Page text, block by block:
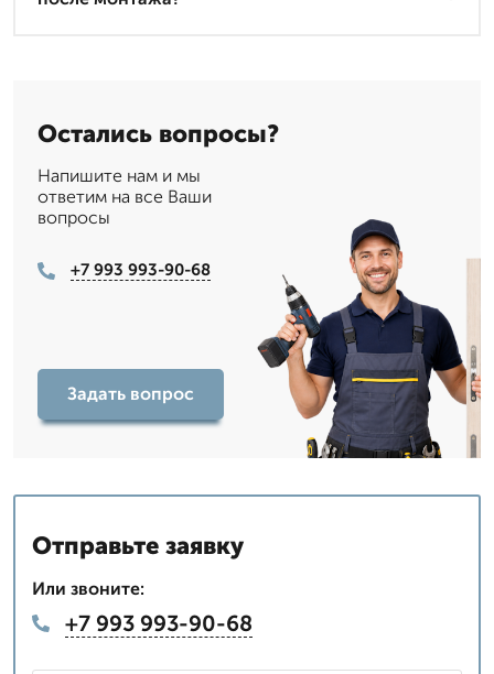
Остались вопросы?
Напишите нам и мы
ответим на все Ваши
вопросы
+7 993 993-90-68
Задать вопрос
Отправьте заявку
Или звоните:
+7 993 993-90-68